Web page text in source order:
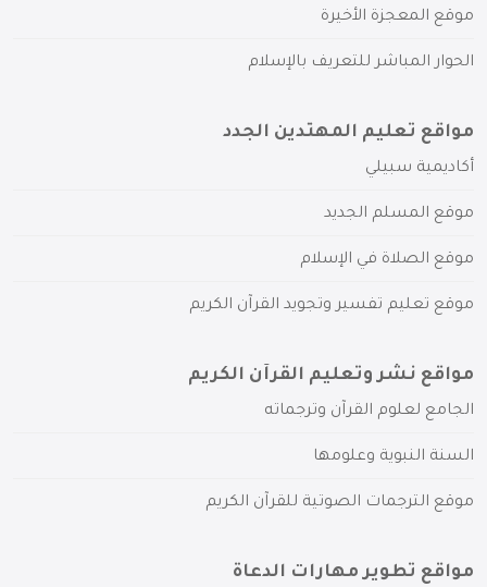
موقع المعجزة الأخيرة
الحوار المباشر للتعريف بالإسلام
مواقع تعليم المهتدين الجدد
أكاديمية سبيلي
موقع المسلم الجديد
موقع الصلاة في الإسلام
موقع تعليم تفسير وتجويد القرآن الكريم
مواقع نشر وتعليم القرآن الكريم
الجامع لعلوم القرآن وترجماته
السنة النبوية وعلومها
موقع الترجمات الصوتية للقرآن الكريم
مواقع تطوير مهارات الدعاة